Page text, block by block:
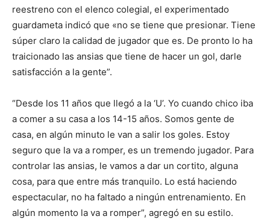
reestreno con el elenco colegial, el experimentado
guardameta indicó que «no se tiene que presionar. Tiene
súper claro la calidad de jugador que es. De pronto lo ha
traicionado las ansias que tiene de hacer un gol, darle
satisfacción a la gente”.
“Desde los 11 años que llegó a la ‘U’. Yo cuando chico iba
a comer a su casa a los 14-15 años. Somos gente de
casa, en algún minuto le van a salir los goles. Estoy
seguro que la va a romper, es un tremendo jugador. Para
controlar las ansias, le vamos a dar un cortito, alguna
cosa, para que entre más tranquilo. Lo está haciendo
espectacular, no ha faltado a ningún entrenamiento. En
algún momento la va a romper”, agregó en su estilo.